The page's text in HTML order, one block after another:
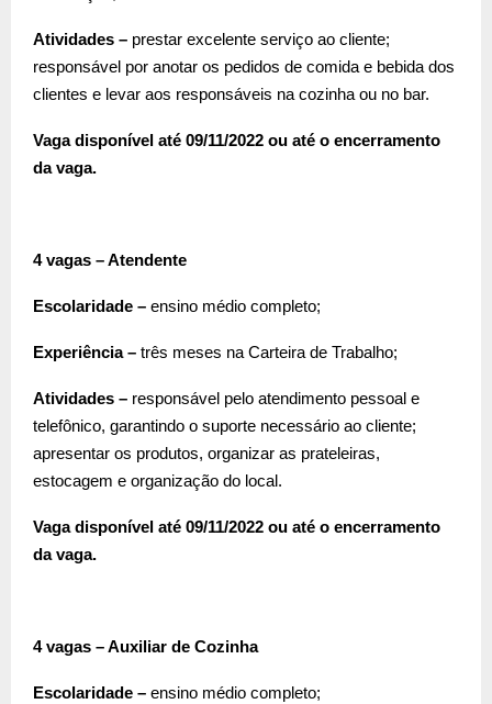
Atividades – prestar excelente serviço ao cliente;
responsável por anotar os pedidos de comida e bebida dos
clientes e levar aos responsáveis na cozinha ou no bar.
Vaga disponível até 09/11/2022 ou até o encerramento
da vaga.
4 vagas – Atendente
Escolaridade – ensino médio completo;
Experiência – três meses na Carteira de Trabalho;
Atividades – responsável pelo atendimento pessoal e
telefônico, garantindo o suporte necessário ao cliente;
apresentar os produtos, organizar as prateleiras,
estocagem e organização do local.
Vaga disponível até 09/11/2022 ou até o encerramento
da vaga.
4 vagas – Auxiliar de Cozinha
Escolaridade – ensino médio completo;